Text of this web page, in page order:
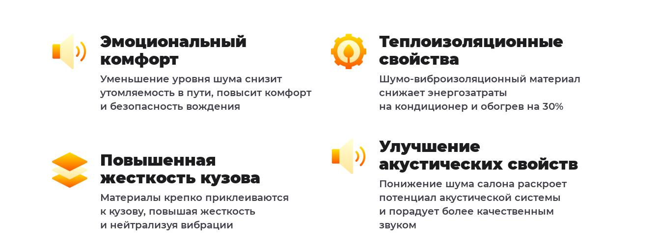
Эмоциональный
комфорт
Уменьшение уровня шума снизит
утомляемость в пути, повысит комфорт
и безопасность вождения
Теплоизоляционные
свойства
Шумо-виброизоляционный материал
снижает энергозатраты
на кондиционер и обогрев на 30%
Повышенная
жесткость кузова
Материалы крепко приклеиваются
к кузову, повышая жесткость
и нейтрализуя вибрации
Улучшение
акустических свойств
Понижение шума салона раскроет
потенциал акустической системы
и порадует более качественным
звуком